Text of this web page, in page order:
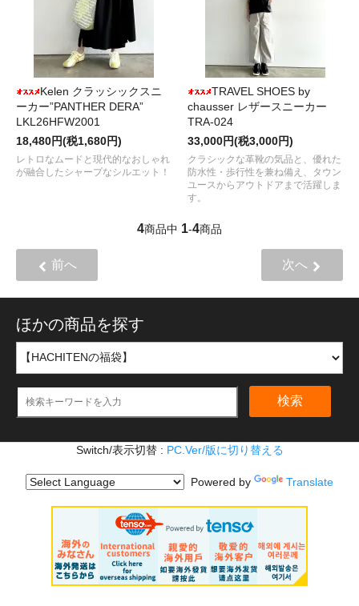
Kelen クラッシックスニ
ーカー”PANTHER DERA”
LKL26HFW2001
18,480円(税1,680円)
レトロなムードと現代的なおしゃれ
が融合したシャープなシルエット！
TRAVEL SHOES by
chausser レザースニーカー
TRA-024
33,000円(税3,000円)
クラシックな革靴の気品と、優れた
防水性・歩行性を兼ね備え、タウン
ユースからアウトドアまで活躍しま
す。
4商品中 1-4商品
前へ 次へ
ほかの商品を探す
検索
Switch/表示切替 : PC.Ver/版に切り替える
Powered by Translate